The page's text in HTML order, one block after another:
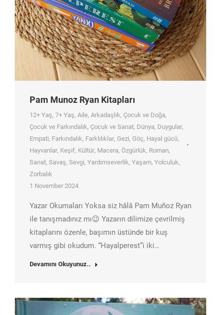
Pam Munoz Ryan Kitapları
12+ Yaş, 7+ Yaş, Aile, Arkadaşlık, Çocuk ve Doğa,
Çocuk ve Farkındalık, Çocuk ve Sanat, Dünya, Duygular,
Empati, Farkındalık, Farklılıklar, Gezi, Göç, Hayal gücü,
Hayvanlar, Keşif, Kültür, Macera, Özgürlük, Roman,
Sanat, Savaş, Sevgi, Yardımseverlik, Yaşam, Yolculuk,
Zorbalık
1 November 2024
Yazar Okumaları Yoksa siz hâlâ Pam Muñoz Ryan
ile tanışmadınız mı😉 Yazarın dilimize çevrilmiş
kitaplarını özenle, başımın üstünde bir kuş
varmış gibi okudum. “Hayalperest”i iki…
Devamını Okuyunuz..